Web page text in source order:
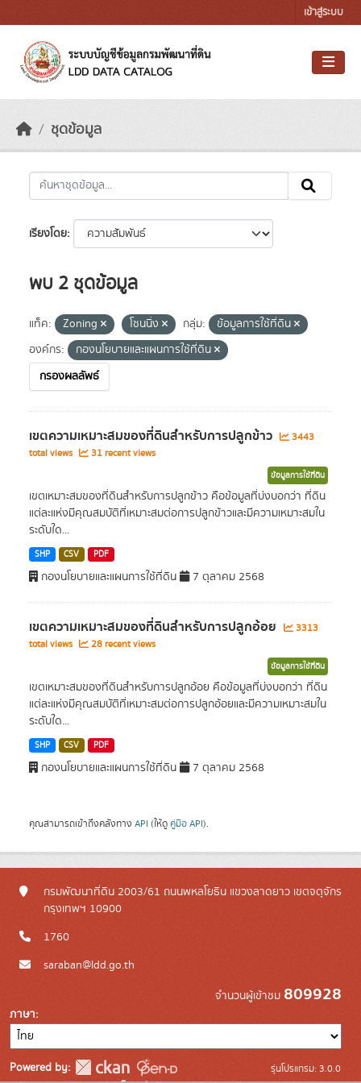
เข้าสู่ระบบ
ชุดข้อมูล
เรียงโดย
พบ 2 ชุดข้อมูล
แท็ค: Zoning โซนนิ่ง กลุ่ม:
ข้อมูลการใช้ที่ดิน
องค์กร:
กองนโยบายและแผนการใช้ที่ดิน
กรองผลลัพธ์
เขตความเหมาะสมของที่ดินสำหรับการปลูกข้าว
3443
total views
31 recent views
ข้อมูลการใช้ที่ดิน
เขตเหมาะสมของที่ดินสำหรับการปลูกข้าว คือข้อมูลที่บ่งบอกว่า ที่ดิน
แต่ละแห่งมีคุณสมบัติที่เหมาะสมต่อการปลูกข้าวและมีความเหมาะสมใน
ระดับใด...
SHP CSV PDF
กองนโยบายและแผนการใช้ที่ดิน 7 ตุลาคม 2568
เขตความเหมาะสมของที่ดินสำหรับการปลูกอ้อย
3313
total views
28 recent views
ข้อมูลการใช้ที่ดิน
เขตเหมาะสมของที่ดินสำหรับการปลูกอ้อย คือข้อมูลที่บ่งบอกว่า ที่ดิน
แต่ละแห่งมีคุณสมบัติที่เหมาะสมต่อการปลูกอ้อยและมีความเหมาะสมใน
ระดับใด...
SHP CSV PDF
กองนโยบายและแผนการใช้ที่ดิน 7 ตุลาคม 2568
คุณสามารถเข้าถึงคลังทาง API (ให้ดู คู่มือ API).
กรมพัฒนาที่ดิน 2003/61 ถนนพหลโยธิน แขวงลาดยาว เขตจตุจักร
กรุงเทพฯ 10900
1760
saraban@ldd.go.th
จำนวนผู้เข้าชม 809928
ภาษา
Powered by:
รุ่นโปรแกรม: 3.0.0